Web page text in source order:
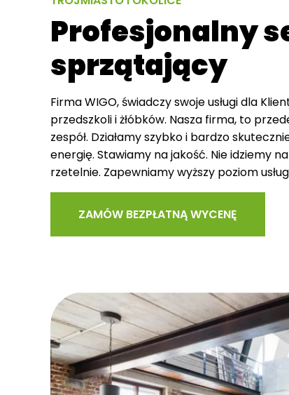
Profesjonalny
sprzątający
Firma WIGO, świadczy swoje usługi dla
przedszkoli i żłóbków. Nasza firma, to
zespół. Działamy szybko i bardzo
energię. Stawiamy na jakość. Nie idziemy
rzetelnie. Zapewniamy wyższy poziom
ZAMÓW BEZPŁATNĄ WYCENĘ